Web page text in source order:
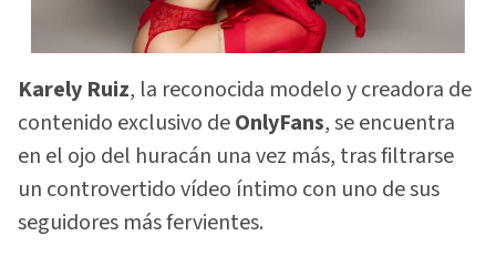
Karely Ruiz, la reconocida modelo y creadora de
contenido exclusivo deOnlyFans, se encuentra
en el ojo del huracán una vez más, tras filtrarse
un controvertido vídeo íntimo con uno de sus
seguidores más fervientes.